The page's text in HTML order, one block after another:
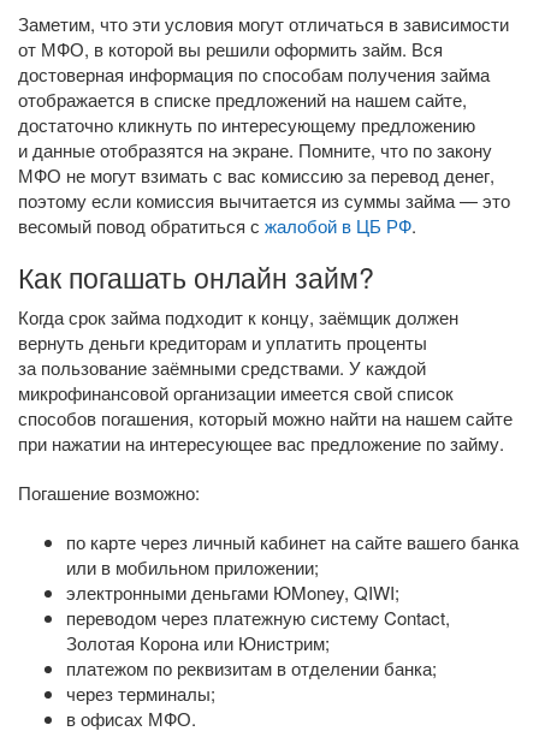
Заметим, что эти условия могут отличаться в зависимости
от МФО, в которой вы решили оформить займ. Вся
достоверная информация по способам получения займа
отображается в списке предложений на нашем сайте,
достаточно кликнуть по интересующему предложению
и данные отобразятся на экране. Помните, что по закону
МФО не могут взимать с вас комиссию за перевод денег,
поэтому если комиссия вычитается из суммы займа — это
весомый повод обратиться с жалобой в ЦБ РФ.
Как погашать онлайн займ?
Когда срок займа подходит к концу, заёмщик должен
вернуть деньги кредиторам и уплатить проценты
за пользование заёмными средствами. У каждой
микрофинансовой организации имеется свой список
способов погашения, который можно найти на нашем сайте
при нажатии на интересующее вас предложение по займу.
Погашение возможно:
по карте через личный кабинет на сайте вашего банка
или в мобильном приложении;
электронными деньгами ЮMoney, QIWI;
переводом через платежную систему Contact,
Золотая Корона или Юнистрим;
платежом по реквизитам в отделении банка;
через терминалы;
в офисах МФО.